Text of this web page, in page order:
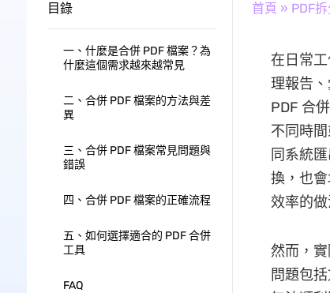
目錄
一、什麼是合併 PDF 檔案？為
什麼這個需求越來越常見
二、合併 PDF 檔案的方法與差
異
三、合併 PDF 檔案常見問題與
錯誤
四、合併 PDF 檔案的正確流程
五、如何選擇適合的 PDF 合併
工具
FAQ
首頁 » PDF
在日常工
理報告
PDF 合
不同時
同系統
換，也
效率的做
然而，
問題包